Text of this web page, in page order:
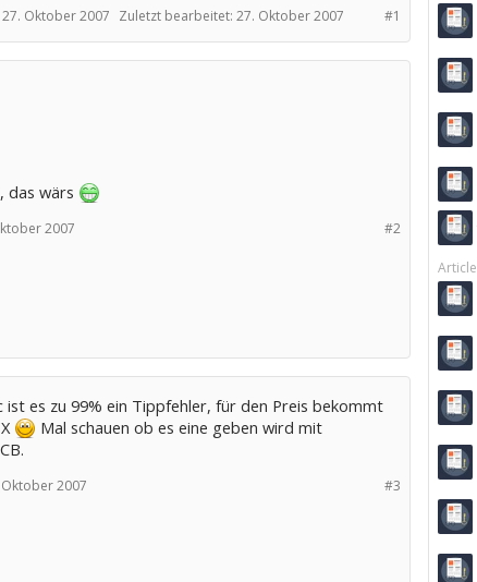
#1
27. Oktober 2007 Zuletzt bearbeitet: 27. Oktober 2007
das wärs
#2
2007
ist es zu 99% ein Tippfehler, für den Preis bekommt
Mal schauen ob es eine geben wird mit
#3
2007
Article